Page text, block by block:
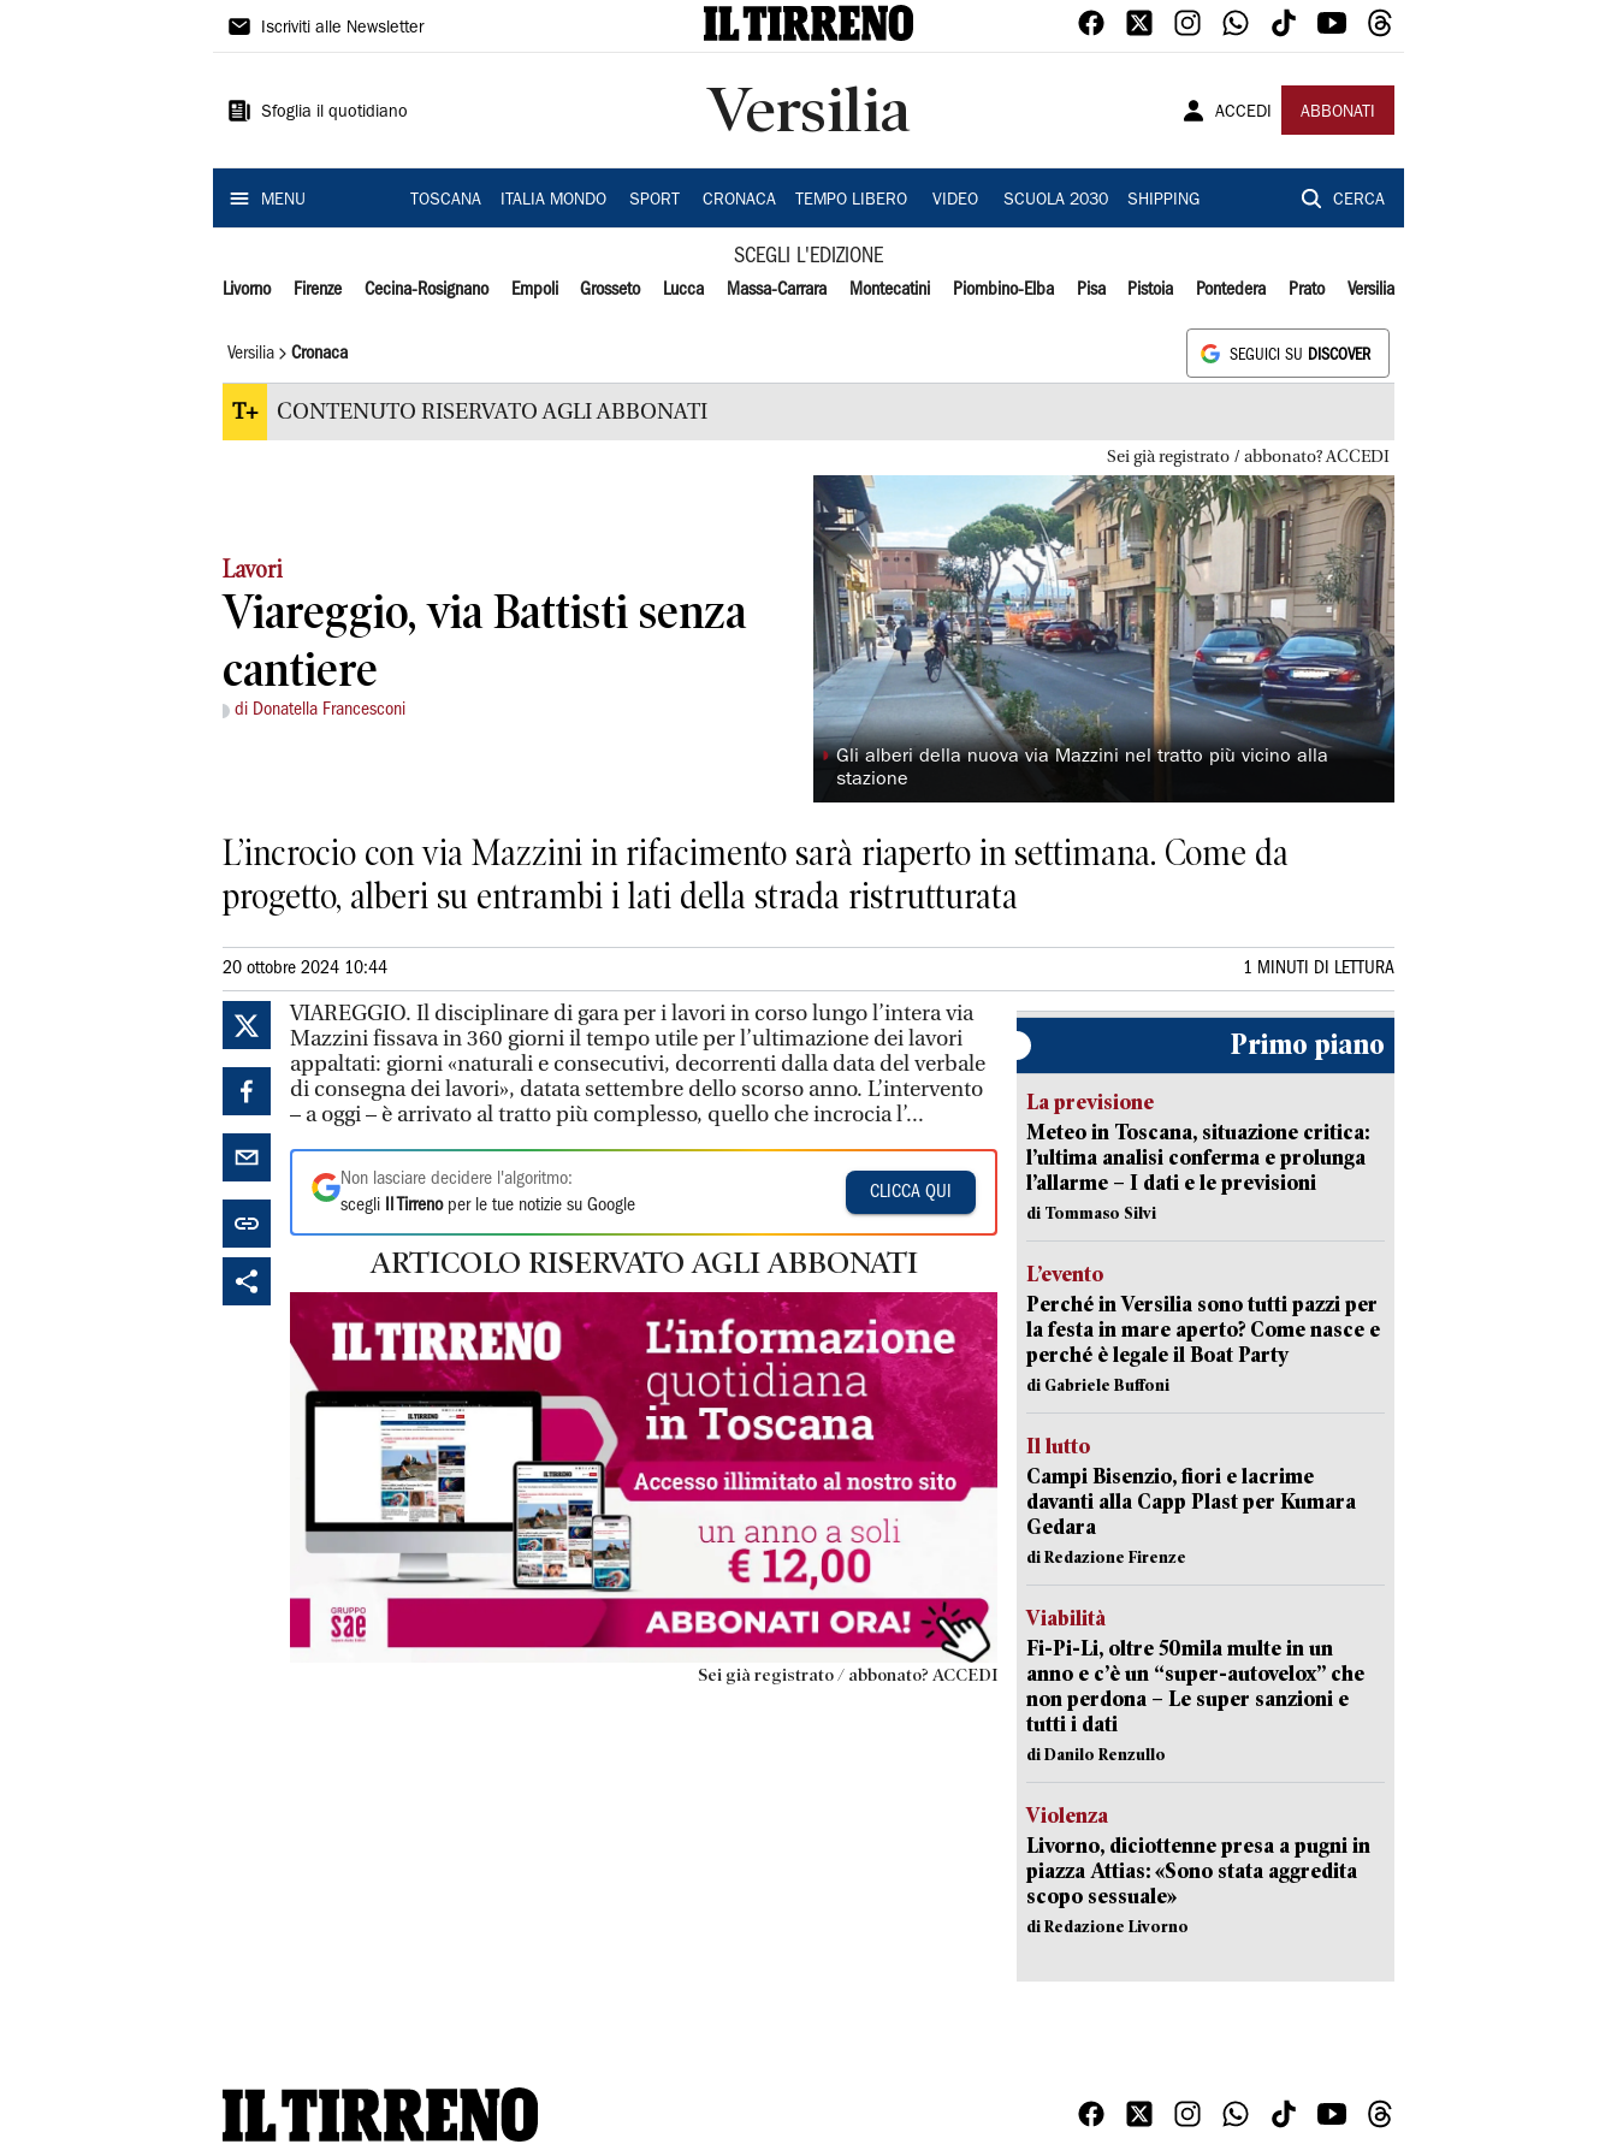
Il
Iscriviti alle Newsletter
Sfoglia il quotidiano Versilia ACCEDI ABBONATI
MENU TOSCANA ITALIA MONDO SPORT CRONACA TEMPO LIBERO VIDEO SCUOLA 2030 SHIPPING CERCA
SCEGLI L'EDIZIONE
Livorno Firenze Cecina-Rosignano Empoli Grosseto Lucca Massa-Carrara Montecatini Piombino-Elba Pisa Pistoia Pontedera Prato Versilia
Versilia Cronaca SEGUICI SU DISCOVER
T+ CONTENUTO RISERVATO AGLI ABBONATI
Sei già registrato / abbonato? ACCEDI
Lavori
Viareggio, via Battisti senza
cantiere
di Donatella Francesconi
◗Gli alberi della nuova via Mazzini nel tratto più vicino alla
stazione
L’incrocio con via Mazzini in rifacimento sarà riaperto in settimana. Come da
progetto, alberi su entrambi i lati della strada ristrutturata
20 ottobre 2024 10:44 1 MINUTI DI LETTURA
VIAREGGIO. Il disciplinare di gara per i lavori in corso lungo l’intera via
Mazzini fissava in 360 giorni il tempo utile per l’ultimazione dei lavori
appaltati: giorni «naturali e consecutivi, decorrenti dalla data del verbale
di consegna dei lavori», datata settembre dello scorso anno. L’intervento
– a oggi – è arrivato al tratto più complesso, quello che incrocia l’...
Non lasciare decidere l'algoritmo:
scegli
Il Tirrenoper le tue notizie su Google
CLICCA QUI
ARTICOLO RISERVATO AGLI ABBONATI
Sei già registrato / abbonato? ACCEDI
Primo piano
La previsione
Meteo in Toscana, situazione critica:
l’ultima analisi conferma e prolunga
l’allarme – I dati e le previsioni
di Tommaso Silvi
L’evento
Perché in Versilia sono tutti pazzi per
la festa in mare aperto? Come nasce e
perché è legale il Boat Party
di Gabriele Buffoni
Il lutto
Campi Bisenzio, fiori e lacrime
davanti alla Capp Plast per Kumara
Gedara
di Redazione Firenze
Viabilità
Fi-Pi-Li, oltre 50mila multe in un
anno e c’è un “super-autovelox” che
non perdona – Le super sanzioni e
tutti i dati
di Danilo Renzullo
Violenza
Livorno, diciottenne presa a pugni in
piazza Attias: «Sono stata aggredita
scopo sessuale»
di Redazione Livorno